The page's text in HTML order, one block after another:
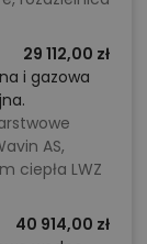
29 112,00 zł
i gazowa
AS,
ciepła LWZ
40 914,00 zł